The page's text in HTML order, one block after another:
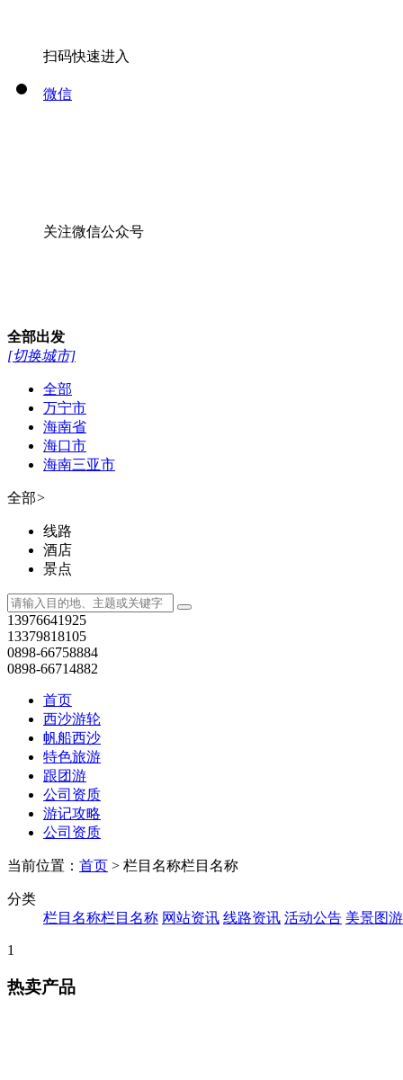
扫码快速进入
微信
关注微信公众号
全部出发
[切换城市]
全部
万宁市
海南省
海口市
海南三亚市
全部>
线路
酒店
景点
13976641925
13379818105
0898-66758884
0898-66714882
首页
西沙游轮
帆船西沙
特色旅游
跟团游
公司资质
游记攻略
公司资质
当前位置： 首页 > 栏目名称栏目名称
分类
栏目名称栏目名称 网站资讯 线路资讯 活动公告 美景图游
1
热卖产品